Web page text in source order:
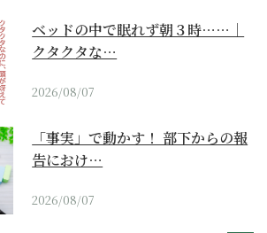
ベッドの中で眠れず朝３時……｜
クタクタな…
2026/08/07
「事実」で動かす！ 部下からの報
告におけ…
2026/08/07